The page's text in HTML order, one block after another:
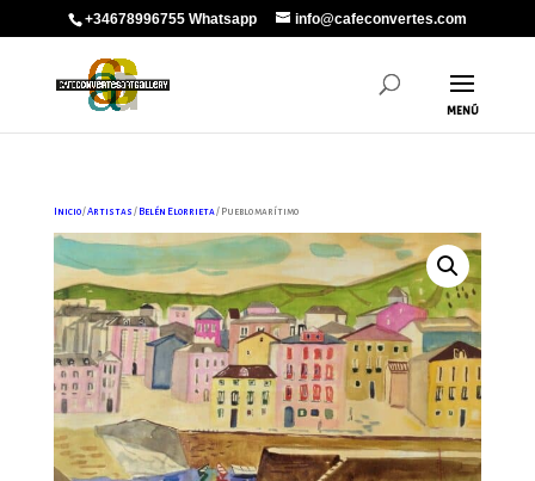
+34678996755 Whatsapp info@cafeconvertes.com
Inicio/Artistas / Belén Elorrieta/ Pueblo marítimo